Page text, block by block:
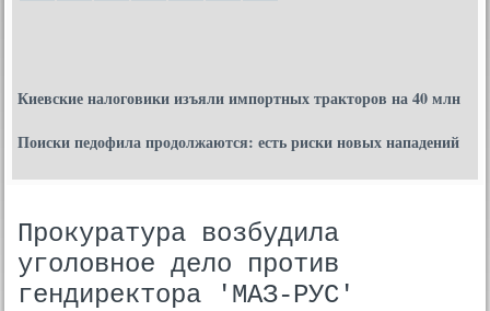
Киевские налоговики изъяли импортных тракторов на 40 млн
Поиски педофила продолжаются: есть риски новых нападений
Прокуратура возбудила
уголовное дело против
гендиректора 'МАЗ-РУС'